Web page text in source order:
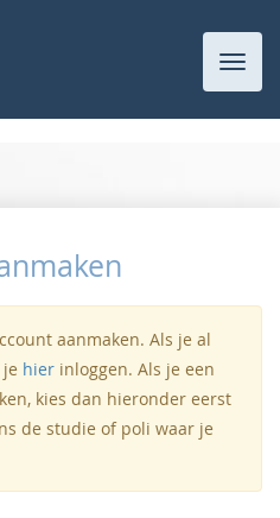
aanmaken. Als je al
hier inloggen. Als je een
kies dan hieronder eerst
de studie of poli waar je